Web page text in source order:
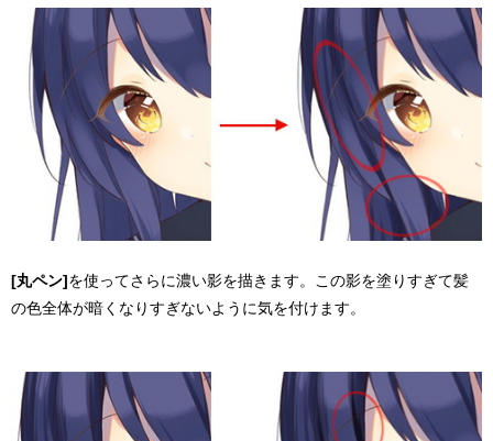
[丸ペン]を使ってさらに濃い影を描きます。この影を塗りすぎて髪
の色全体が暗くなりすぎないように気を付けます。